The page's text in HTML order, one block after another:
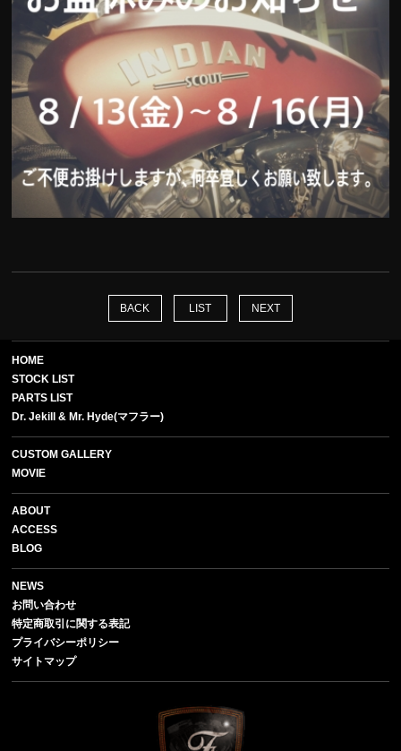
BACK LIST NEXT
HOME
STOCK LIST
PARTS LIST
Dr. Jekill & Mr. Hyde(マフラー)
CUSTOM GALLERY
MOVIE
ABOUT
ACCESS
BLOG
NEWS
お問い合わせ
特定商取引に関する表記
プライバシーポリシー
サイトマップ